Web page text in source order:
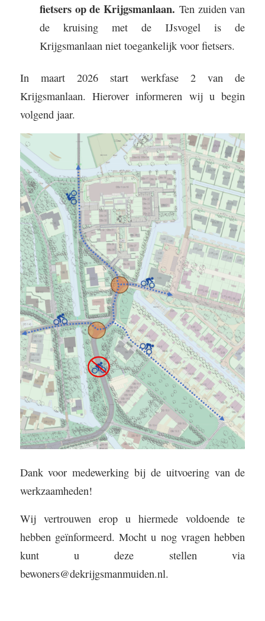
fietsers op de Krijgsmanlaan. Ten zuiden van
de kruising met de IJsvogel is de
Krijgsmanlaan niet toegankelijk voor fietsers.
In maart 2026 start werkfase 2 van de
Krijgsmanlaan. Hierover informeren wij u begin
volgend jaar.
Dank voor medewerking bij de uitvoering van de
werkzaamheden!
Wij vertrouwen erop u hiermede voldoende te
hebben geïnformeerd. Mocht u nog vragen hebben
kunt u deze stellen via
bewoners@dekrijgsmanmuiden.nl.